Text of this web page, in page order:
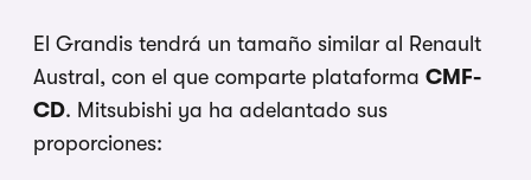
El Grandis tendrá un tamaño similar al Renault
Austral, con el que comparte plataforma CMF-
CD. Mitsubishi ya ha adelantado sus
proporciones: